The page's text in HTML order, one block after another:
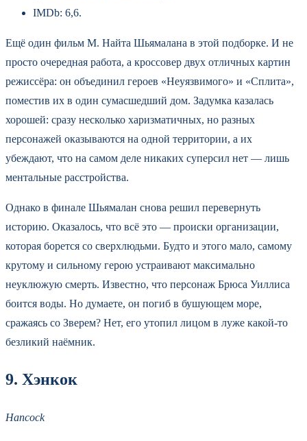
IMDb: 6,6.
Ещё один фильм М. Найта Шьямалана в этой подборке. И не
просто очередная работа, а кроссовер двух отличных картин
режиссёра: он объединил героев «Неуязвимого» и «Сплита»,
поместив их в один сумасшедший дом. Задумка казалась
хорошей: сразу несколько харизматичных, но разных
персонажей оказываются на одной территории, а их
убеждают, что на самом деле никаких суперсил нет — лишь
ментальные расстройства.
Однако в финале Шьямалан снова решил перевернуть
историю. Оказалось, что всё это — происки организации,
которая борется со сверхлюдьми. Будто и этого мало, самому
крутому и сильному герою устраивают максимально
неуклюжую смерть. Известно, что персонаж Брюса Уиллиса
боится воды. Но думаете, он погиб в бушующем море,
сражаясь со Зверем? Нет, его утопил лицом в луже какой-то
безликий наёмник.
9. Хэнкок
Hancock